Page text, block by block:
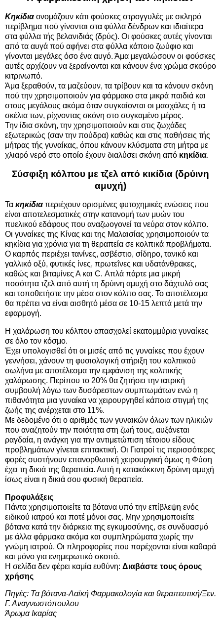
Κηκίδιαονομάζουν κάτι φούσκες στρογγυλές με σκληρό
περίβλημα πού γίνονται στα φύλλα δένδρων και ιδιαίτερα
στα φύλλα τής βελανιδιάς (δρύς). Οι φούσκες αυτές γίνονται
από τα αυγά πού αφήνει στα φύλλα κάποιο ζωύφιο και
γίνονται μεγάλες όσο ένα αυγό. Άμα μεγαλώσουν οι φούσκες
αυτές αρχίζουν να ξεραίνονται και κάνουν ένα χρώμα σκούρο
κιτρινωπό.
Άμα ξεραθούν, τα μαζεύουν, τα τρίβουν και τα κάνουν σκόνη
πού την χρησιμοποιούν για φάρμακο στα μικρά παιδιά και
στους μεγάλους ακόμα όταν συγκαίονται οι μασχάλες ή τα
σκέλια των, ρίχνοντας σκόνη στο συγκαμένο μέρος.
Την ίδια σκόνη, την χρησιμοποιούν και στις ζωχάδες
εξωτερικώς (σαν την πούδρα) καθώς και στις παθήσεις τής
μήτρας τής γυναίκας, όπου κάνουν κλύσματα στη μήτρα με
χλιαρό νερό στο οποίο έχουν διαλύσει σκόνη από κηκίδια.
Σύσφιξη κόλπου με τζελ από κικίδια (δρύινη
αμυχή)
Τα κηκίδιαπεριέχουν ορισμένες φυτοχημικές ενώσεις που
είναι αποτελεσματικές στην κατανομή των μυών του
πυελικού εδάφους που αναζωογονεί τα νεύρα στον κόλπο.
Οι γυναίκες της Κίνας και της Μαλαισίας χρησιμοποιούν τα
κηκίδια για χρόνια για τη θεραπεία σε κολπικά προβλήματα.
Ο καρπός περιέχει τανίνες, ασβέστιο, σίδηρο, τανικό και
γαλλικό οξύ, φυτικές ίνες, πρωτεΐνες και υδατάνθρακες,
καθώς και βιταμίνες Α και C. Απλά πάρτε μια μικρή
ποσότητα τζελ από αυτή τη δρύινη αμυχή στο δάχτυλό σας
και τοποθετήστε την μέσα στον κόλπο σας. Το αποτέλεσμα
θα πρέπει να είναι αισθητό μέσα σε 10-15 λεπτά μετά την
εφαρμογή.
Η χαλάρωση του κόλπου απασχολεί εκατομμύρια γυναίκες
σε όλο τον κόσμο.
Έχει υπολογισθεί ότι οι μισές από τις γυναίκες που έχουν
γεννήσει, χάνουν τη φυσιολογική στήριξη του κολπικού
σωλήνα με αποτέλεσμα την εμφάνιση της κολπικής
χαλάρωσης. Περίπου το 20% θα ζητήσει την ιατρική
συμβουλή λόγω των δυσάρεστων συμπτωμάτων ενώ η
πιθανότητα μια γυναίκα να χειρουργηθεί κάποια στιγμή της
ζωής της ανέρχεται στο 11%.
Με δεδομένο ότι ο αριθμός των γυναικών όλων των ηλικιών
που αναζητούν την ποιότητα στη ζωή τους, αυξάνεται
ραγδαία, η ανάγκη για την αντιμετώπιση τέτοιου είδους
προβλημάτων γίνεται επιτακτική. Οι Γιατροί τις περισσότερες
φορές συστήνουν επανορθωτική χειρουργική όμως η Φύση
έχει τη δικιά της θεραπεία. Αυτή η κατακόκκινη δρύινη αμυχή
ίσως είναι η δικιά σου φυσική θεραπεία.
Προφυλάξεις
Πάντα χρησιμοποιείτε τα βότανα υπό την επίβλεψη ενός
ειδικού ιατρού και ποτέ μόνοι σας. Μην χρησιμοποιείτε
βότανα κατά την διάρκεια της εγκυμοσύνης, σε συνδυασμό
με άλλα φάρμακα ακόμα και συμπληρώματα χωρίς την
γνώμη ιατρού. Οι πληροφορίες που παρέχονται είναι καθαρά
και μόνο για ενημερωτικό σκοπό.
Η σελίδα δεν φέρει καμία ευθύνη: Διαβάστε τους όρους
χρήσης
Πηγές: Τα βότανα-Λαϊκή Φαρμακολογία και θεραπευτική/Ξεν.
Γ. Αναγνωστόπουλου
Άρωμα Ικαρίας